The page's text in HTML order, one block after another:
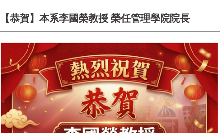
【恭賀】本系李國榮教授 榮任管理學院院長